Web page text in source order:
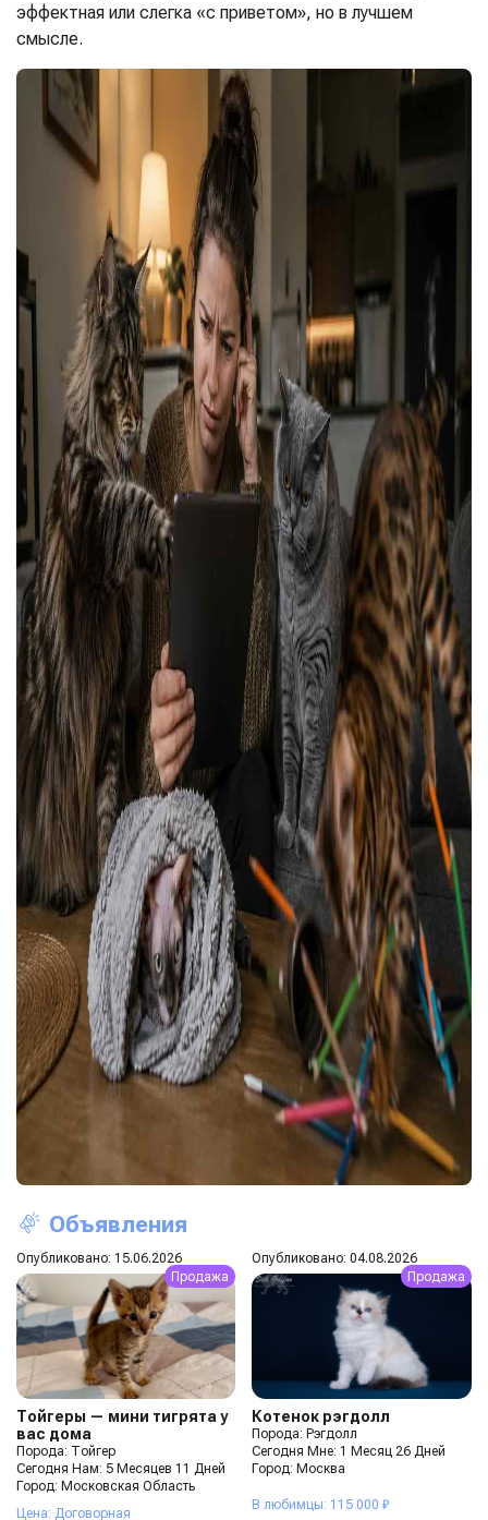
эффектная или слегка «с приветом», но в лучшем
смысле.
Объявления
Опубликовано: 15.06.2026
Продажа
Тойгеры — мини тигрята у
вас дома
Порода: Тойгер
Сегодня Нам: 5 Месяцев 11 Дней
Город: Московская Область
Цена: Договорная
Опубликовано: 04.08.2026
Продажа
Котенок рэгдолл
Порода: Рэгдолл
Сегодня Мне: 1 Месяц 26 Дней
Город: Москва
В любимцы: 115 000 ₽